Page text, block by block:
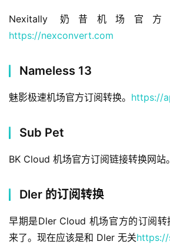
Nexitally 奶昔机场官
https://nexconvert.com
Nameless 13
魅影极速机场官方订阅转换。 https://
Sub Pet
BK Cloud 机场官方订阅链接转换网站。
Dler 的订阅转换
早期是Dler Cloud 机场官方的订阅转
来了。现在应该是和 Dler 无关https://